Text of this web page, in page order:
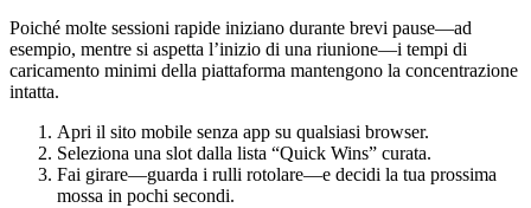
Poiché molte sessioni rapide iniziano durante brevi pause—ad
esempio, mentre si aspetta l’inizio di una riunione—i tempi di
caricamento minimi della piattaforma mantengono la concentrazione
intatta.
Apri il sito mobile senza app su qualsiasi browser.
Seleziona una slot dalla lista “Quick Wins” curata.
Fai girare—guarda i rulli rotolare—e decidi la tua prossima
mossa in pochi secondi.